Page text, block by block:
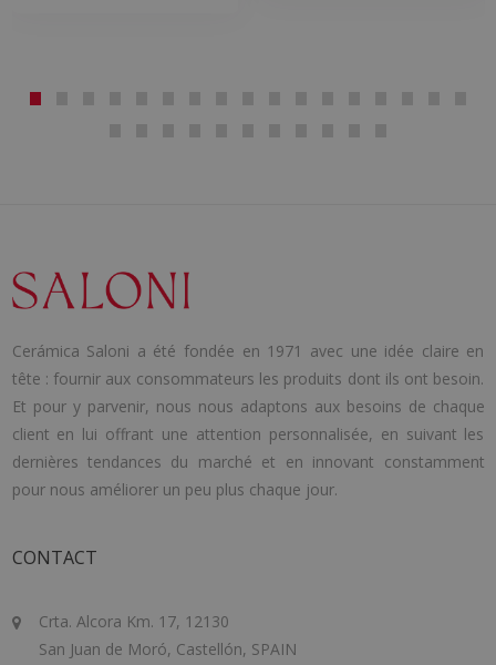
Cerámica Saloni a été fondée en 1971 avec une idée claire en
tête : fournir aux consommateurs les produits dont ils ont besoin.
Et pour y parvenir, nous nous adaptons aux besoins de chaque
client en lui offrant une attention personnalisée, en suivant les
dernières tendances du marché et en innovant constamment
pour nous améliorer un peu plus chaque jour.
CONTACT
Crta. Alcora Km. 17, 12130
San Juan de Moró, Castellón, SPAIN